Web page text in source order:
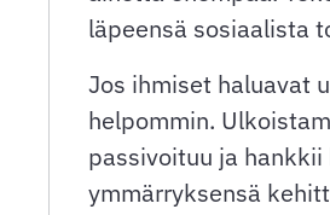
läpeensä sosiaalista
Jos ihmiset haluavat
helpommin.
passivoituu ja
ymmärryksensä